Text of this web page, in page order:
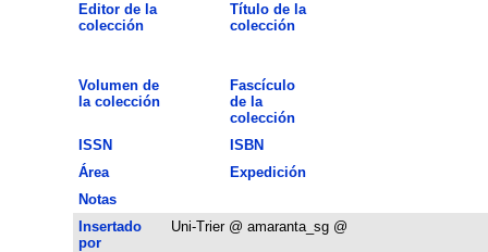
Editor de la
colección
Título de la
colección
Volumen de
la colección
Fascículo
de la
colección
ISSN
ISBN
Área
Expedición
Notas
Insertado
por
Uni-Trier @ amaranta_sg @